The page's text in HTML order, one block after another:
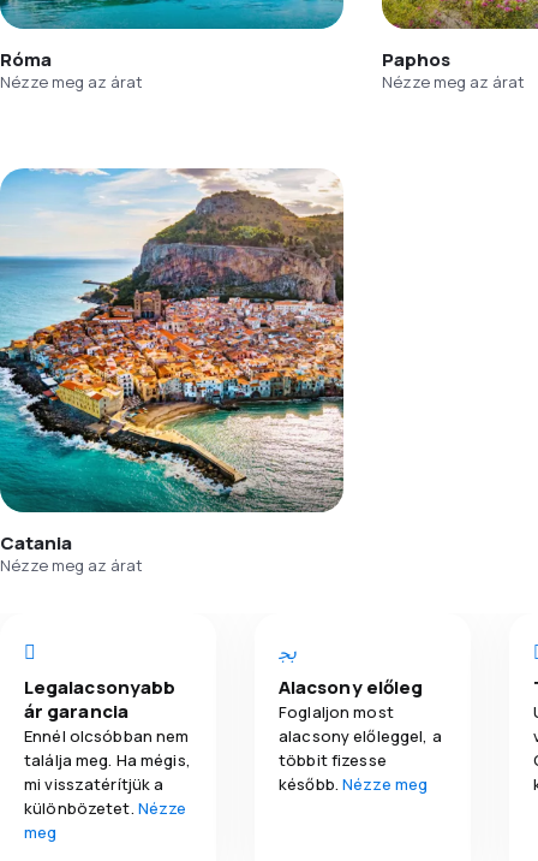
Róma
Nézze meg az árat
Paphos
Nézze meg az árat
Catania
Nézze meg az árat
Legalacsonyabb
ár garancia
Ennél olcsóbban nem
találja meg. Ha mégis,
mi visszatérítjük a
különbözetet. Nézze
meg
Alacsony előleg
Foglaljon most
alacsony előleggel, a
többit fizesse
később.Nézze meg